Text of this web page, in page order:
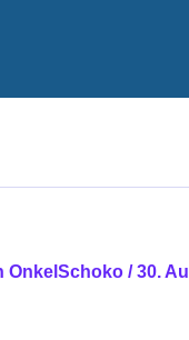
OnkelSchoko /30.